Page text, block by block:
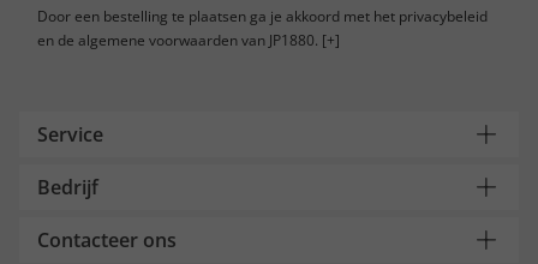
Door een bestelling te plaatsen ga je akkoord met het privacybeleid
en de algemene voorwaarden van JP1880. [+]
Service
Bedrijf
Contacteer ons